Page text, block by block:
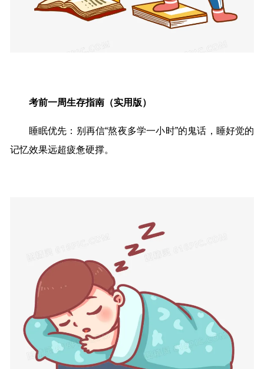
考前一周生存指南（实用版）
睡眠优先：别再信“熬夜多学一小时”的鬼话，睡好觉的
记忆效果远超疲惫硬撑。